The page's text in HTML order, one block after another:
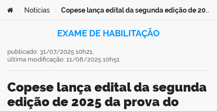
Você está aqui:
Notícias Copese lança edital da segunda edição de 2025 da prova do Exato
EXAME DE HABILITAÇÃO
Copese lança edital da segunda
edição de 2025 da prova do
publicado: 31/07/2025 10h21,
última modificação: 11/08/2025 10h51